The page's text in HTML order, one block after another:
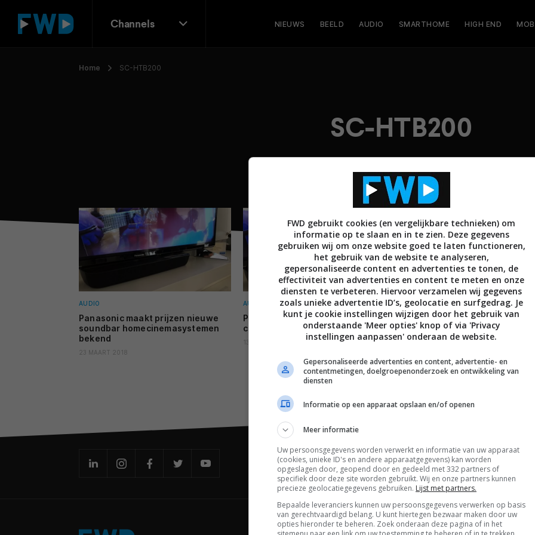
Channels NIEUWS BEELD AUDIO SMARTHOME HIGH END
Home SC-HTB200
SC-HTB200
AUDIO
Panasonic maakt prijzen nieuwe
soundbar homecinemasystemen
bekend
23 MAART 2018
AUDIO
Panasonic 2018 soundbar home
cinema line-up
13 FEBRUARI 2018
De laatste updates in je mailbox
FWD gebruikt cookies (en vergelijkbare technieken) om
informatie op te slaan en in te zien. Deze gegevens
gebruiken wij om onze website goed te laten functioneren,
het gebruik van de website te analyseren,
gepersonaliseerde content en advertenties te tonen, de
effectiviteit van advertenties en content te meten en onze
diensten te verbeteren. Hiervoor verzamelen wij gegevens
zoals unieke advertentie ID’s, geolocatie en surfgedrag. Je
kunt je cookie instellingen wijzigen door het gebruik van
onderstaande 'Meer opties' knop of via 'Privacy
instellingen aanpassen' onderaan de website.
Gepersonaliseerde advertenties en content, advertentie- en
contentmetingen, doelgroepenonderzoek en ontwikkeling van
diensten
Informatie op een apparaat opslaan en/of openen
Meer informatie
Uw persoonsgegevens worden verwerkt en informatie van uw apparaat
(cookies, unieke ID's en andere apparaatgegevens) kan worden
opgeslagen door, geopend door en gedeeld met 332 partners of
specifiek door deze site worden gebruikt. Wij en onze partners kunnen
precieze geolocatiegegevens gebruiken. Lijst met partners.
Bepaalde leveranciers kunnen uw persoonsgegevens verwerken op basis
van gerechtvaardigd belang. U kunt hiertegen bezwaar maken door uw
opties hieronder te beheren. Zoek onderaan deze pagina of in het